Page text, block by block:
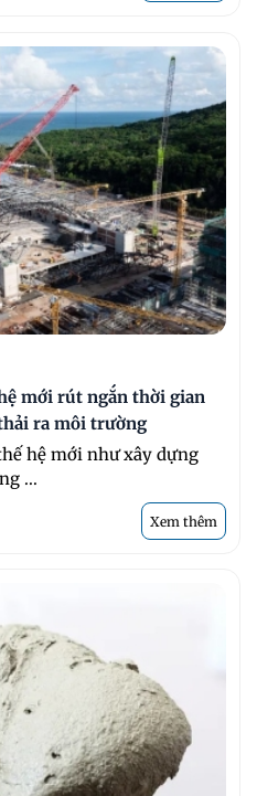
mới rút ngắn thời gian
ra môi trường
hệ mới như xây dựng
...
Xem thêm